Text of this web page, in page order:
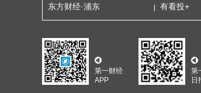
东方财经·浦东
有看投+
第一财经
APP
第
日